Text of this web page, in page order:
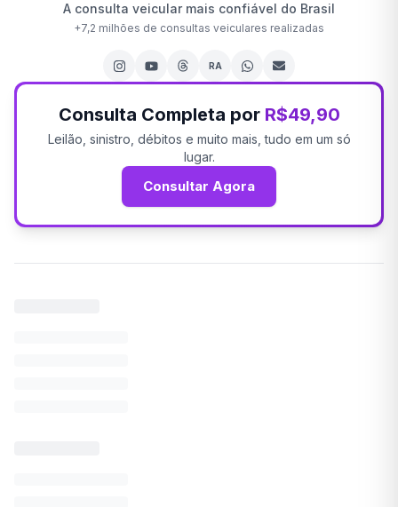
A consulta veicular mais confiável do Brasil
+7,2 milhões de consultas veiculares realizadas
RA
Consulta Completa por R$49,90
Leilão, sinistro, débitos e muito mais, tudo em um só
lugar.
Consultar Agora